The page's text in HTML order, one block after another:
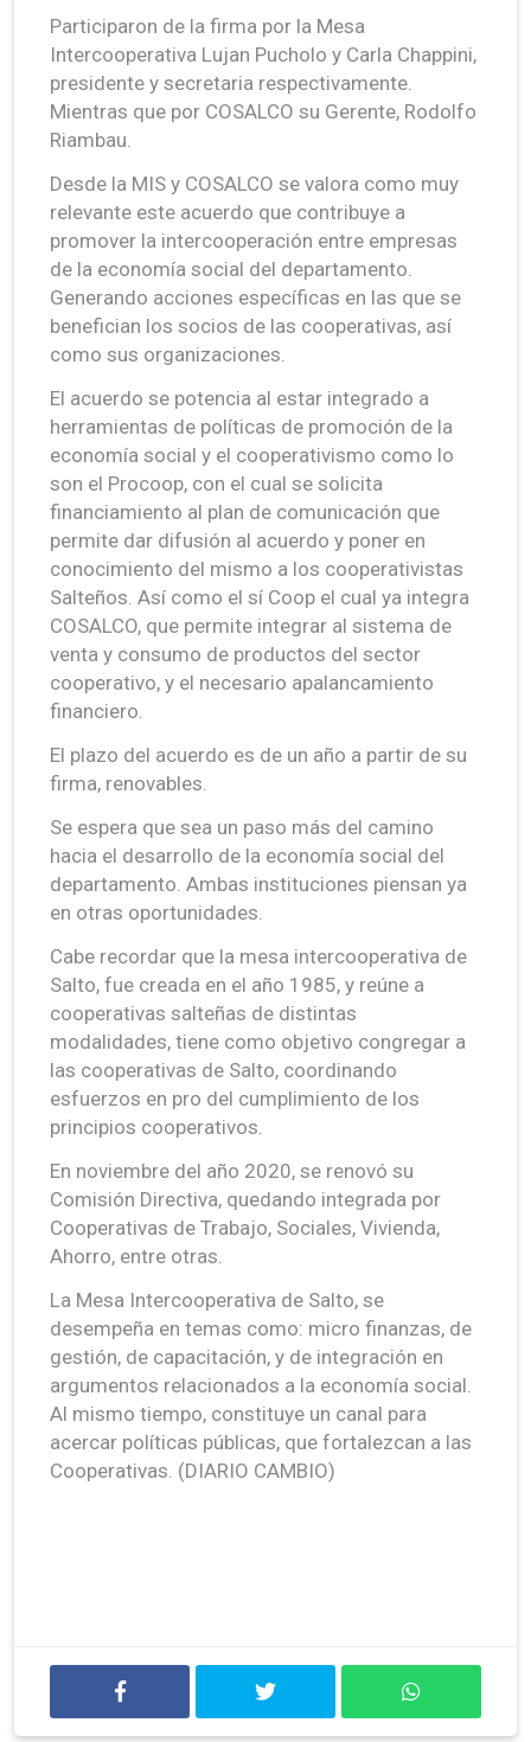
Participaron de la firma por la Mesa
Intercooperativa Lujan Pucholo y Carla Chappini,
presidente y secretaria respectivamente.
Mientras que por COSALCO su Gerente, Rodolfo
Riambau.
Desde la MIS y COSALCO se valora como muy
relevante este acuerdo que contribuye a
promover la intercooperación entre empresas
de la economía social del departamento.
Generando acciones específicas en las que se
benefician los socios de las cooperativas, así
como sus organizaciones.
El acuerdo se potencia al estar integrado a
herramientas de políticas de promoción de la
economía social y el cooperativismo como lo
son el Procoop, con el cual se solicita
financiamiento al plan de comunicación que
permite dar difusión al acuerdo y poner en
conocimiento del mismo a los cooperativistas
Salteños. Así como el sí Coop el cual ya integra
COSALCO, que permite integrar al sistema de
venta y consumo de productos del sector
cooperativo, y el necesario apalancamiento
financiero.
El plazo del acuerdo es de un año a partir de su
firma, renovables.
Se espera que sea un paso más del camino
hacia el desarrollo de la economía social del
departamento. Ambas instituciones piensan ya
en otras oportunidades.
Cabe recordar que la mesa intercooperativa de
Salto, fue creada en el año 1985, y reúne a
cooperativas salteñas de distintas
modalidades, tiene como objetivo congregar a
las cooperativas de Salto, coordinando
esfuerzos en pro del cumplimiento de los
principios cooperativos.
En noviembre del año 2020, se renovó su
Comisión Directiva, quedando integrada por
Cooperativas de Trabajo, Sociales, Vivienda,
Ahorro, entre otras.
La Mesa Intercooperativa de Salto, se
desempeña en temas como: micro finanzas, de
gestión, de capacitación, y de integración en
argumentos relacionados a la economía social.
Al mismo tiempo, constituye un canal para
acercar políticas públicas, que fortalezcan a las
Cooperativas. (DIARIO CAMBIO)